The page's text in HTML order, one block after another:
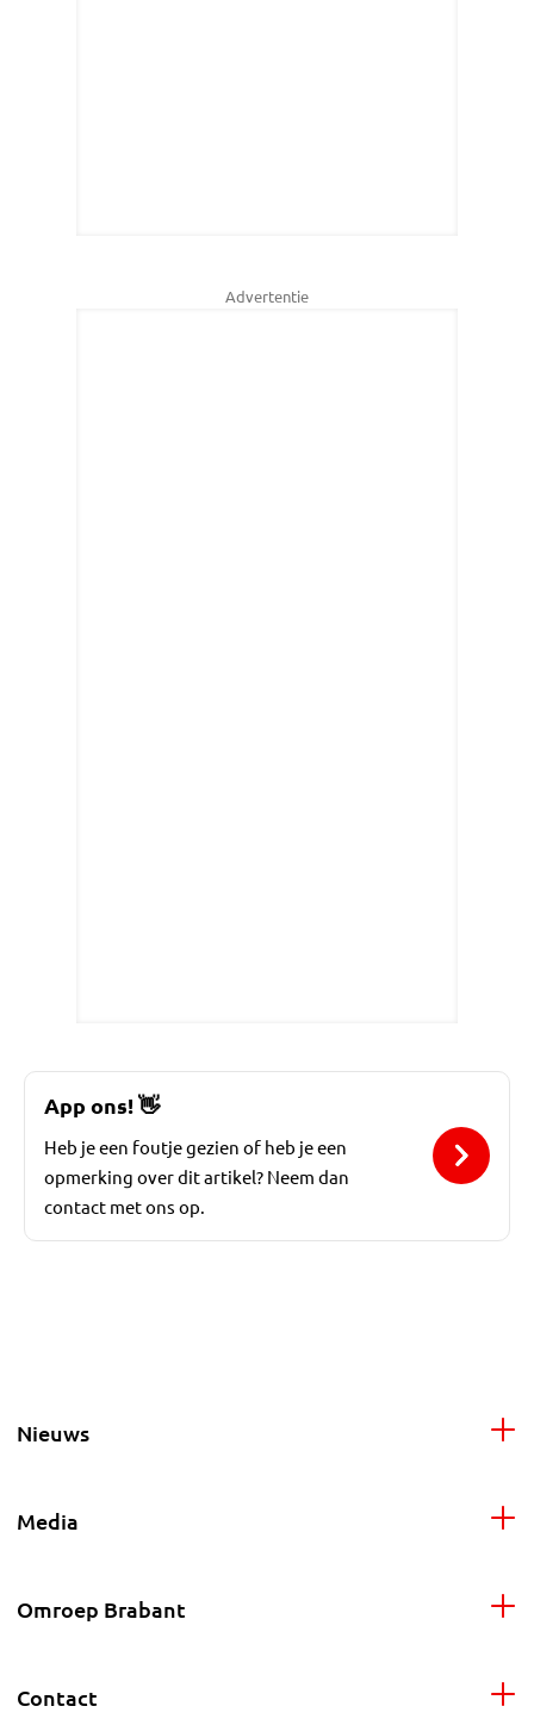
Advertentie
App ons!👋
Heb je een foutje gezien of heb je een
opmerking over dit artikel? Neem dan
contact met ons op.
Nieuws
Media
Omroep Brabant
Contact